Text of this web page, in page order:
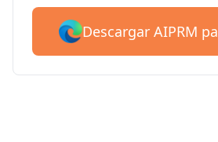
Descargar AIPRM